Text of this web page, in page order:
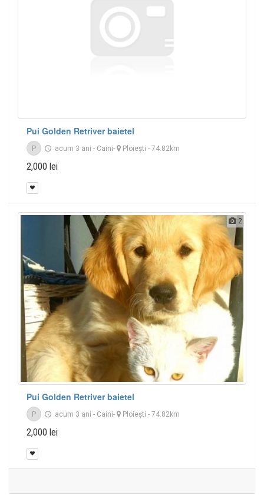
Pui Golden Retriver baietel
P acum 3 ani - Caini- Ploieşti - 74.82km
2,000 lei
2
Pui Golden Retriver baietel
P acum 3 ani - Caini- Ploieşti - 74.82km
2,000 lei